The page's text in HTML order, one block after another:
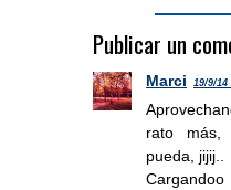
Publicar un
Marci 19/9/14
rato más,
pueda, jijij..
Cargandoo